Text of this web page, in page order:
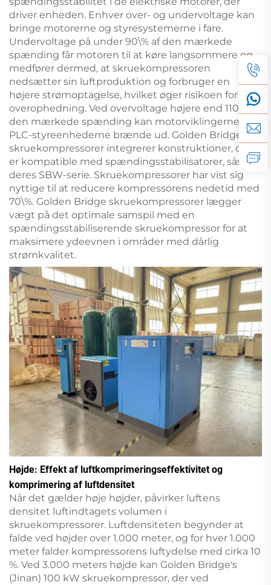
driver enheden. Enhver over- og undervoltage kan
bringe motorerne og styresystemerne i fare.
Undervoltage på under 90\% af den mærkede
spænding får motoren til at køre langsommere og
medfører dermed, at skruekompressoren
nedsætter sin luftproduktion og forbruger en
højere strømoptagelse, hvilket øger risikoen for
overophedning. Ved overvoltage højere end 110\% af
den mærkede spænding kan motorviklingerne og
PLC-styreenhederne brænde ud. Golden Bridge
skruekompressorer integrerer konstruktioner, der
er kompatible med spændingsstabilisatorer, såsom
deres SBW-serie. Skruekompressorer har vist sig
nyttige til at reducere kompressorens nedetid med
70\%. Golden Bridge skruekompressorer lægger
vægt på det optimale samspil med en
spændingsstabiliserende skruekompressor for at
maksimere ydeevnen i områder med dårlig
strømkvalitet.
Højde: Effekt af luftkomprimeringseffektivitet og
komprimering af luftdensitet
Når det gælder høje højder, påvirker luftens
densitet luftindtagets volumen i
skruekompressorer. Luftdensiteten begynder at
falde ved højder over 1.000 meter, og for hver 1.000
meter falder kompressorens luftydelse med cirka 10
%. Ved 3.000 meters højde kan Golden Bridge's
(Jinan) 100 kW skruekompressor, der ved